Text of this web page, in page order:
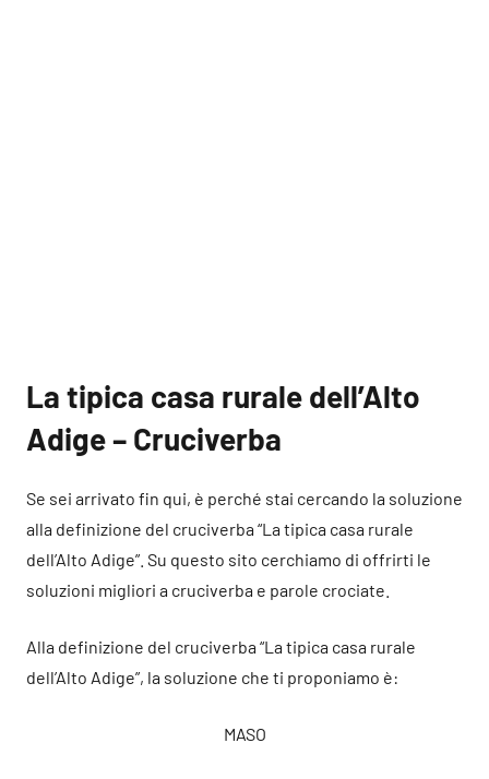
La tipica casa rurale dell’Alto
Adige – Cruciverba
Se sei arrivato fin qui, è perché stai cercando la soluzione
alla definizione del cruciverba “La tipica casa rurale
dell’Alto Adige”. Su questo sito cerchiamo di offrirti le
soluzioni migliori a cruciverba e parole crociate.
Alla definizione del cruciverba “La tipica casa rurale
dell’Alto Adige”, la soluzione che ti proponiamo è:
MASO